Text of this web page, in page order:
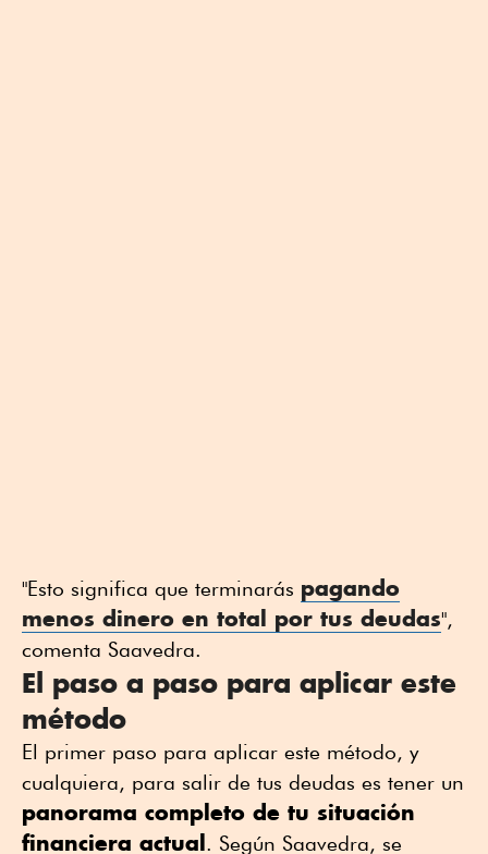
"Esto significa que terminarás pagando
menos dinero en total por tus deudas",
comenta Saavedra.
El paso a paso para aplicar este
método
El primer paso para aplicar este método, y
cualquiera, para salir de tus deudas es tener un
panorama completo de tu situación
financiera actual. Según Saavedra, se